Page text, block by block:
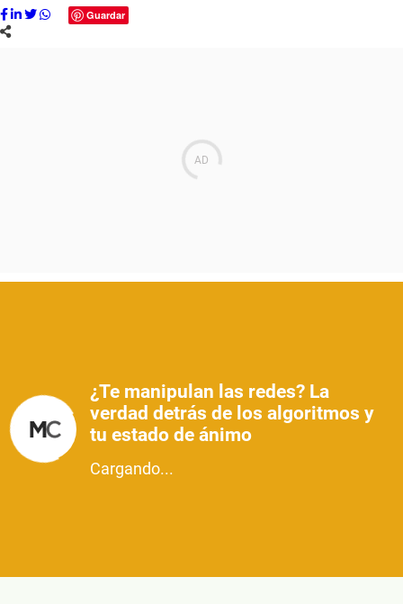
Guardar
¿Te manipulan las redes? La
verdad detrás de los algoritmos y
tu estado de ánimo
Cargando...